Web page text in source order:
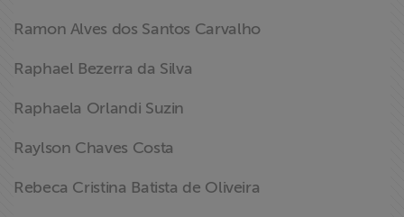
Ramon Alves dos Santos Carvalho
Raphael Bezerra da Silva
Raphaela Orlandi Suzin
Raylson Chaves Costa
Rebeca Cristina Batista de Oliveira